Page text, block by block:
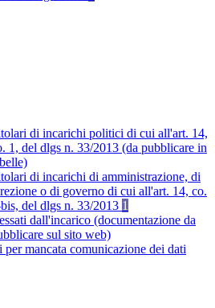
di incarichi politici di cui all'art. 14,
1, del dlgs n. 33/2013 (da pubblicare in
di incarichi di amministrazione, di
o di governo di cui all'art. 14, co.
del dlgs n. 33/2013 1
dall'incarico (documentazione da
sul sito web)
per mancata comunicazione dei dati